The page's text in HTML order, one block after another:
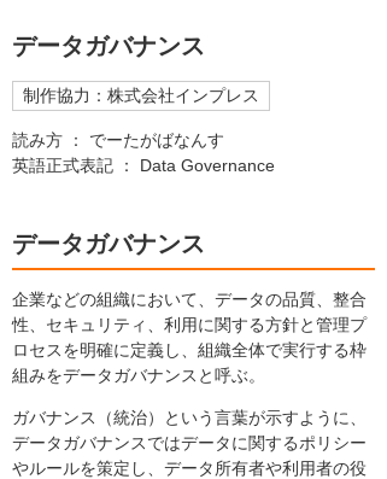
データガバナンス
制作協力：株式会社インプレス
読み方 ： でーたがばなんす
英語正式表記 ： Data Governance
データガバナンス
企業などの組織において、データの品質、整合
性、セキュリティ、利用に関する方針と管理プ
ロセスを明確に定義し、組織全体で実行する枠
組みをデータガバナンスと呼ぶ。
ガバナンス（統治）という言葉が示すように、
データガバナンスではデータに関するポリシー
やルールを策定し、データ所有者や利用者の役